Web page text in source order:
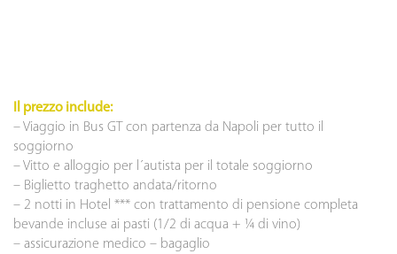
Il prezzo include:
– Viaggio in Bus GT con partenza da Napoli per tutto il
soggiorno
– Vitto e alloggio per l´autista per il totale soggiorno
– Biglietto traghetto andata/ritorno
– 2 notti in Hotel *** con trattamento di pensione completa
bevande incluse ai pasti (1/2 di acqua + ¼ di vino)
– assicurazione medico – bagaglio